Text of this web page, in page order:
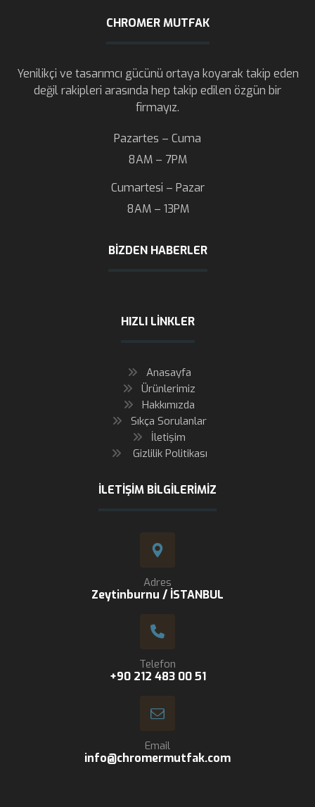
CHROMER MUTFAK
Yenilikçi ve tasarımcı gücünü ortaya koyarak takip eden
değil rakipleri arasında hep takip edilen özgün bir
firmayız.
Pazartes – Cuma
8AM – 7PM
Cumartesi – Pazar
8AM – 13PM
BIZDEN HABERLER
HIZLI LINKLER
Anasayfa
Ürünlerimiz
Hakkımızda
Sıkça Sorulanlar
İletişim
Gizlilik Politikası
İLETIŞIM BILGILERIMIZ
Adres
Zeytinburnu / İSTANBUL
Telefon
+90 212 483 00 51
Email
info@chromermutfak.com